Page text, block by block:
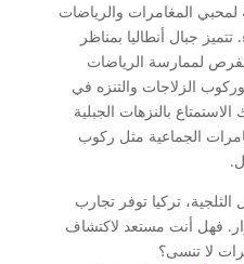
لمحبي المغامرات والرياضات
جبال أنطاليا بمناظر
لممارسة الرياضات
الزلاجات والتنزه في
بالنزهات الجبلية
الجماعية مثل ركوب
تركيا توفر تجارب
فهل أنت مستعد لاكتشاف
لا تنسى؟